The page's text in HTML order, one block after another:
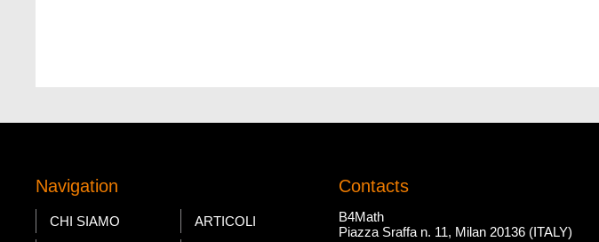
Navigation
CHI SIAMO ARTICOLI
Contacts
B4Math
Piazza Sraffa n. 11, Milan 20136 (ITALY)